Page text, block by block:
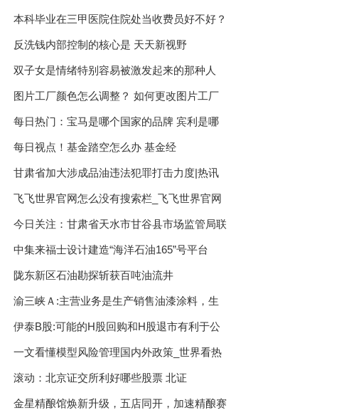
本科毕业在三甲医院住院处当收费员好不好？
反洗钱内部控制的核心是 天天新视野
双子女是情绪特别容易被激发起来的那种人
图片工厂颜色怎么调整？ 如何更改图片工厂
每日热门：宝马是哪个国家的品牌 宾利是哪
每日视点！基金踏空怎么办 基金经
甘肃省加大涉成品油违法犯罪打击力度|热讯
飞飞世界官网怎么没有搜索栏_飞飞世界官网
今日关注：甘肃省天水市甘谷县市场监管局联
中集来福士设计建造“海洋石油165”号平台
陇东新区石油勘探斩获百吨油流井
渝三峡Ａ:主营业务是生产销售油漆涂料，生
伊泰B股:可能的H股回购和H股退市有利于公
一文看懂模型风险管理国内外政策_世界看热
滚动：北京证交所利好哪些股票 北证
金星精酿馆焕新升级，五店同开，加速精酿赛